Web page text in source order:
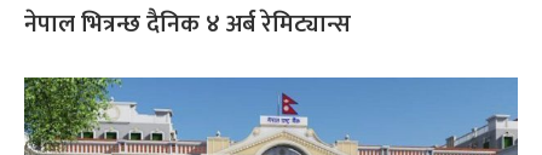
नेपाल भित्रन्छ दैनिक ४ अर्ब रेमिट्यान्स